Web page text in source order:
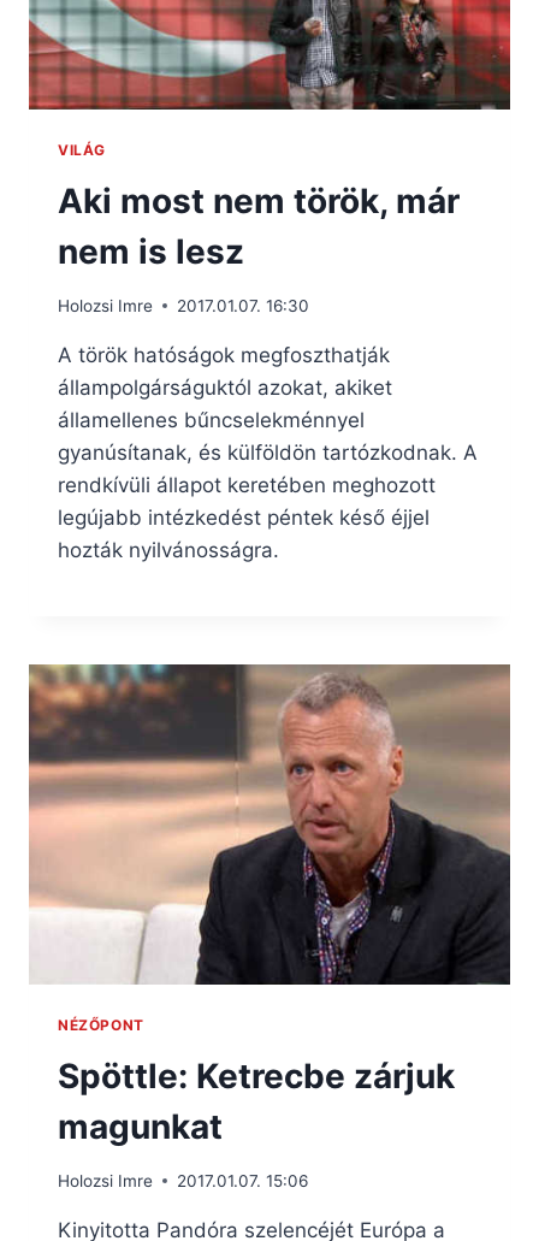
VILÁG
Aki most nem török, már
nem is lesz
Holozsi Imre 2017.01.07. 16:30
A török hatóságok megfoszthatják
állampolgárságuktól azokat, akiket
államellenes bűncselekménnyel
gyanúsítanak, és külföldön tartózkodnak. A
rendkívüli állapot keretében meghozott
legújabb intézkedést péntek késő éjjel
hozták nyilvánosságra.
NÉZŐPONT
Spöttle: Ketrecbe zárjuk
magunkat
Holozsi Imre 2017.01.07. 15:06
Kinyitotta Pandóra szelencéjét Európa a